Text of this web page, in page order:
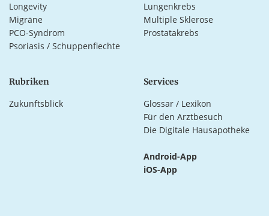
Longevity
Lungenkrebs
Migräne
Multiple Sklerose
PCO-Syndrom
Prostatakrebs
Psoriasis / Schuppenflechte
Rubriken
Zukunftsblick
Services
Glossar / Lexikon
Für den Arztbesuch
Die Digitale Hausapotheke
Android-App
iOS-App